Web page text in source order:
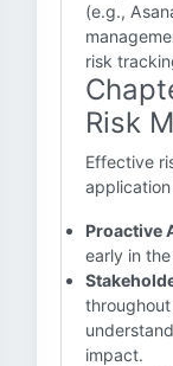
(e.g.,
risk
Risk
Effective
Proactive
early in
impact.